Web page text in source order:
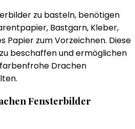
zu basteln, benötigen
Bastgarn, Kleber,
Papier zum Vorzeichnen. Diese
beschaffen und ermöglichen
Drachen
Fensterbilder